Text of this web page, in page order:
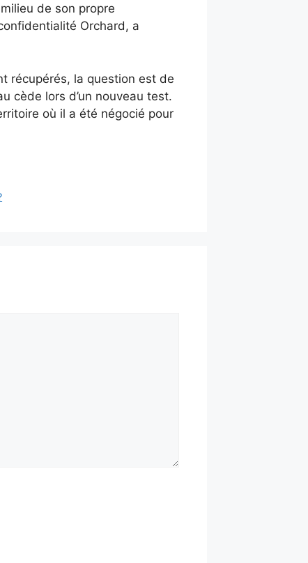
de son propre
Orchard, a
récupérés, la question est de
cède lors d’un nouveau test.
où il a été négocié pour